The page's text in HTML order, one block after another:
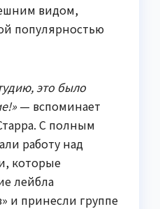
видом,
популярностью
это было
— вспоминает
С полным
работу над
которые
лейбла
и принесли группе